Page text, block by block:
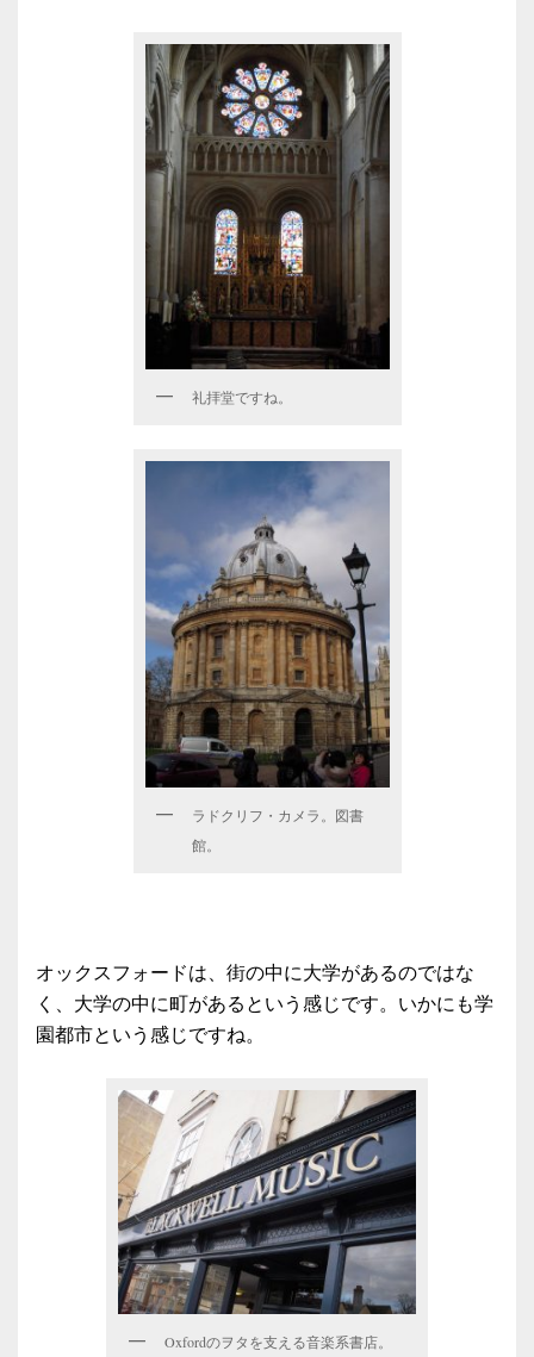
礼拝堂ですね。
ラドクリフ・カメラ。図書
館。
オックスフォードは、街の中に大学があるのではな
く、大学の中に町があるという感じです。いかにも学
園都市という感じですね。
Oxfordのヲタを支える音楽系書店。